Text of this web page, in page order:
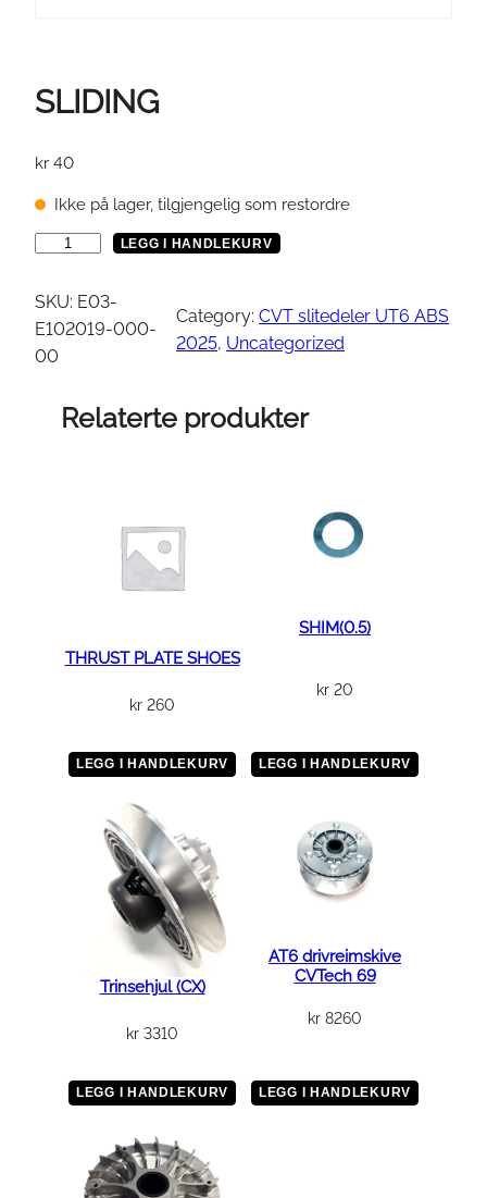
SLIDING
kr 40
Ikke på lager, tilgjengelig som restordre
I
D
I
LEGG I HANDLEKURV
SKU: E03-
E102019-000-
00
Category:CVT slitedeler UT6 ABS
2025, Uncategorized
Relaterte produkter
THRUST PLATE SHOES
kr 260
LEGG I HANDLEKURV
SHIM(0.5)
kr 20
LEGG I HANDLEKURV
Trinsehjul (CX)
kr 3310
LEGG I HANDLEKURV
AT6 drivreimskive
CVTech 69
kr 8260
LEGG I HANDLEKURV